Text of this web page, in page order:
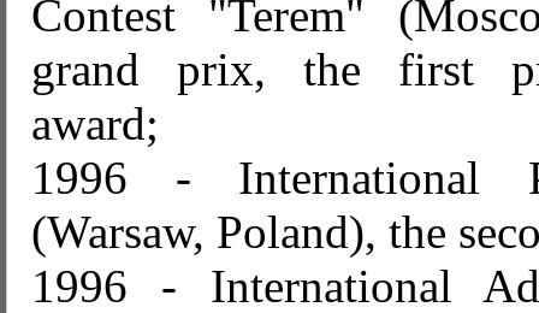
Contest "Terem"
grand prix, the first
award;
1996 - International
(Warsaw, Poland), the
1996 - International